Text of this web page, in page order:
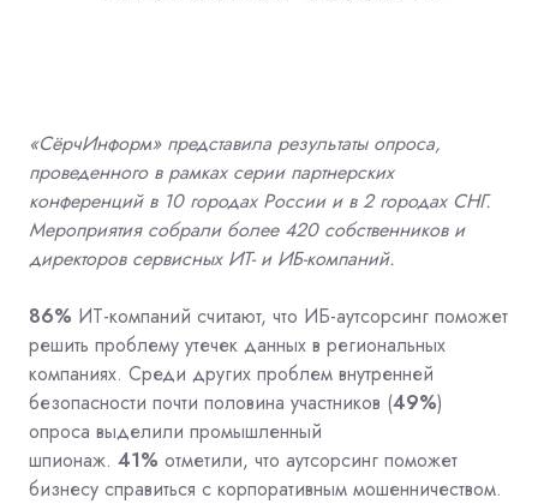
«СёрчИнформ» представила результаты опроса,
проведенного в рамках серии партнерских
конференций в 10 городах России и в 2 городах СНГ.
Мероприятия собрали более 420 собственников и
директоров сервисных ИT- и ИБ-компаний.
86% ИТ-компаний считают, что ИБ-аутсорсинг поможет
решить проблему утечек данных в региональных
компаниях. Среди других проблем внутренней
безопасности почти половина участников (49%)
опроса выделили промышленный
шпионаж. 41% отметили, что аутсорсинг поможет
бизнесу справиться с корпоративным мошенничеством.